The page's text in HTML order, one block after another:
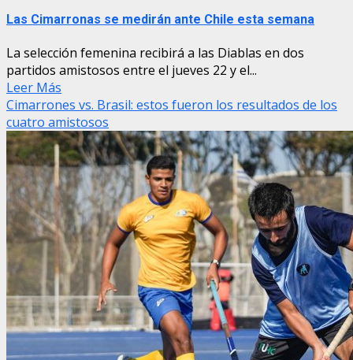
Las Cimarronas se medirán ante Chile esta semana
La selección femenina recibirá a las Diablas en dos
partidos amistosos entre el jueves 22 y el...
Leer Más
Cimarrones vs. Brasil: estos fueron los resultados de los
cuatro amistosos